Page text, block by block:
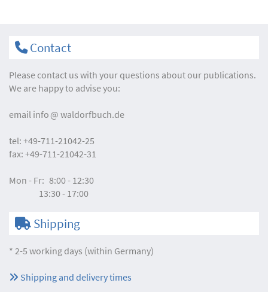
Contact
Please contact us with your questions about our publications.
We are happy to advise you:
email info waldorfbuch.de
tel: +49-711-21042-25
fax: +49-711-21042-31
Mon - Fr: 8:00 - 12:30
13:30 - 17:00
Shipping
* 2-5 working days (within Germany)
Shipping and delivery times